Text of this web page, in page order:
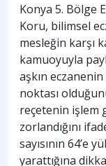
Konya 5. Bölge
Koru, bilimsel
mesleğin karşı
kamuoyuyla
aşkın
noktası
reçetenin işlem
zorlandığını
sayısının 64’e
yarattığına